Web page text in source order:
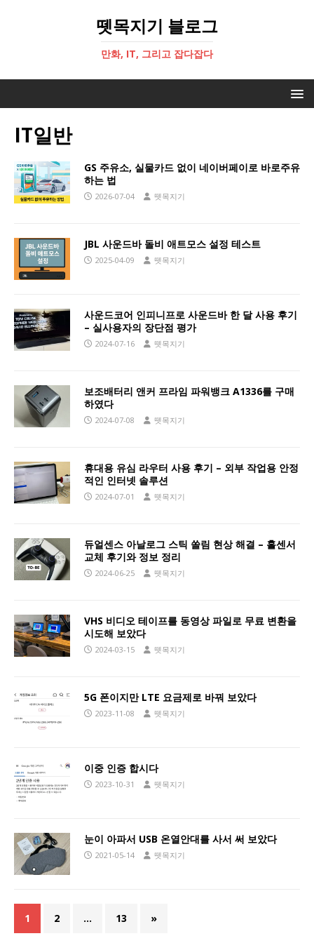
뗏목지기 블로그
만화, IT, 그리고 잡다잡다
IT일반
GS 주유소, 실물카드 없이 네이버페이로 바로주유
하는 법
2026-07-04 뗏목지기
JBL 사운드바 돌비 애트모스 설정 테스트
2025-04-09 뗏목지기
사운드코어 인피니프로 사운드바 한 달 사용 후기
– 실사용자의 장단점 평가
2024-07-16 뗏목지기
보조배터리 앤커 프라임 파워뱅크 A1336를 구매
하였다
2024-07-08 뗏목지기
휴대용 유심 라우터 사용 후기 – 외부 작업용 안정
적인 인터넷 솔루션
2024-07-01 뗏목지기
듀얼센스 아날로그 스틱 쏠림 현상 해결 – 홀센서
교체 후기와 정보 정리
2024-06-25 뗏목지기
VHS 비디오 테이프를 동영상 파일로 무료 변환을
시도해 보았다
2024-03-15 뗏목지기
5G 폰이지만 LTE 요금제로 바꿔 보았다
2023-11-08 뗏목지기
이중 인증 합시다
2023-10-31 뗏목지기
눈이 아파서 USB 온열안대를 사서 써 보았다
2021-05-14 뗏목지기
1 2 … 13 »